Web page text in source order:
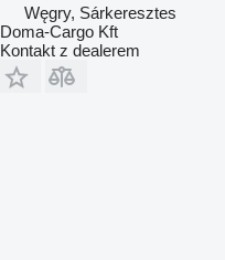
Węgry, Sárkeresztes
Doma-Cargo Kft
Kontakt z dealerem